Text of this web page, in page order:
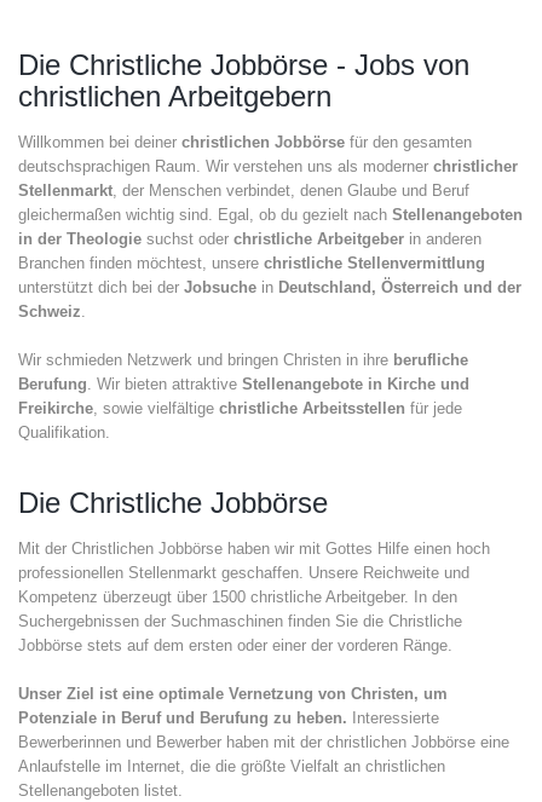
Die Christliche Jobbörse - Jobs von
christlichen Arbeitgebern
Willkommen bei deiner christlichen Jobbörse für den gesamten
deutschsprachigen Raum. Wir verstehen uns als moderner christlicher
Stellenmarkt, der Menschen verbindet, denen Glaube und Beruf
gleichermaßen wichtig sind. Egal, ob du gezielt nach Stellenangeboten
in der Theologie suchst oder christliche Arbeitgeber in anderen
Branchen finden möchtest, unsere christliche Stellenvermittlung
unterstützt dich bei der Jobsuche in Deutschland, Österreich und der
Schweiz.
Wir schmieden Netzwerk und bringen Christen in ihre berufliche
Berufung. Wir bieten attraktive Stellenangebote in Kirche und
Freikirche, sowie vielfältige christliche Arbeitsstellen für jede
Qualifikation.
Die Christliche Jobbörse
Mit der Christlichen Jobbörse haben wir mit Gottes Hilfe einen hoch
professionellen Stellenmarkt geschaffen. Unsere Reichweite und
Kompetenz überzeugt über 1500 christliche Arbeitgeber. In den
Suchergebnissen der Suchmaschinen finden Sie die Christliche
Jobbörse stets auf dem ersten oder einer der vorderen Ränge.
Unser Ziel ist eine optimale Vernetzung von Christen, um
Potenziale in Beruf und Berufung zu heben. Interessierte
Bewerberinnen und Bewerber haben mit der christlichen Jobbörse eine
Anlaufstelle im Internet, die die größte Vielfalt an christlichen
Stellenangeboten listet.